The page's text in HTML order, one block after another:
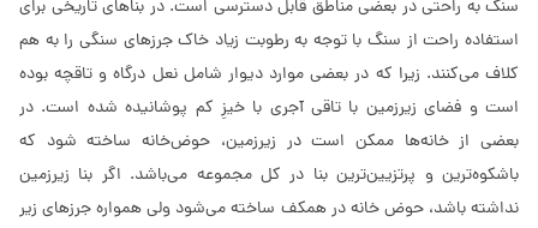
سنگ به راحتی در بعضی مناطق قابل دسترسی است. در بناهای تاریخی برای
استفاده راحت از سنگ با توجه به رطوبت زیاد خاک جرزهای سنگی را به هم
کلاف می‌کنند. زیرا که در بعضی موارد دیوار شامل نعل درگاه و تاقچه بوده
است و فضای زیرزمین با تاقی آجری با خیزِ کم پوشانیده شده است. در
بعضی از خانه‌ها ممکن است در زیرزمین، حوض‌خانه ساخته شود که
باشکوه‌ترین و پرتزیین‌ترین بنا در کل مجموعه می‌باشد. اگر بنا زیرزمین
نداشته باشد، حوض خانه در همکف ساخته می‌شود ولی همواره جرزهای زیر